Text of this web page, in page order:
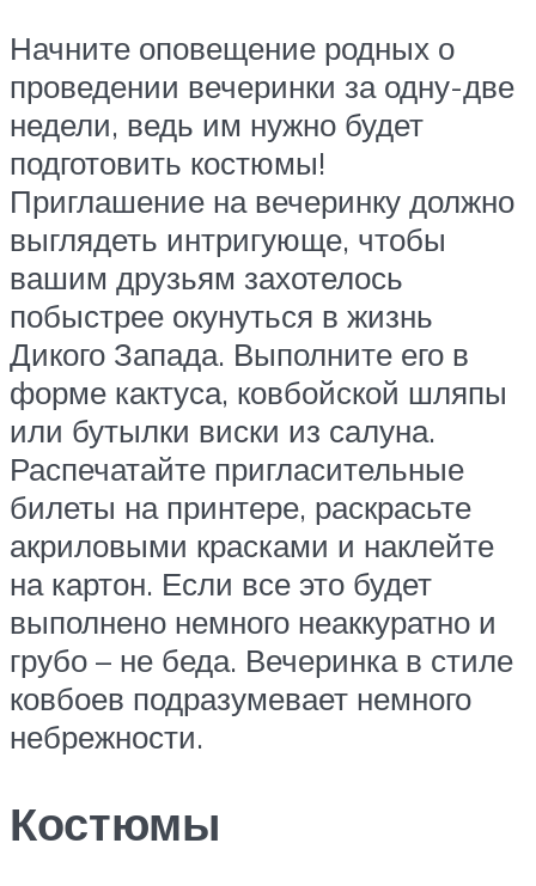
Начните оповещение родных о
проведении вечеринки за одну-две
недели, ведь им нужно будет
подготовить костюмы!
Приглашение на вечеринку должно
выглядеть интригующе, чтобы
вашим друзьям захотелось
побыстрее окунуться в жизнь
Дикого Запада. Выполните его в
форме кактуса, ковбойской шляпы
или бутылки виски из салуна.
Распечатайте пригласительные
билеты на принтере, раскрасьте
акриловыми красками и наклейте
на картон. Если все это будет
выполнено немного неаккуратно и
грубо – не беда. Вечеринка в стиле
ковбоев подразумевает немного
небрежности.
Костюмы